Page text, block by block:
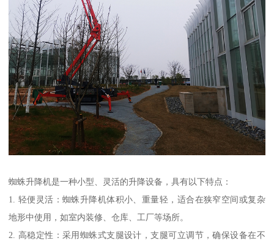
蜘蛛升降机是一种小型、灵活的升降设备，具有以下特点：
1. 轻便灵活：蜘蛛升降机体积小、重量轻，适合在狭窄空间或复杂
地形中使用，如室内装修、仓库、工厂等场所。
2. 高稳定性：采用蜘蛛式支腿设计，支腿可立调节，确保设备在不